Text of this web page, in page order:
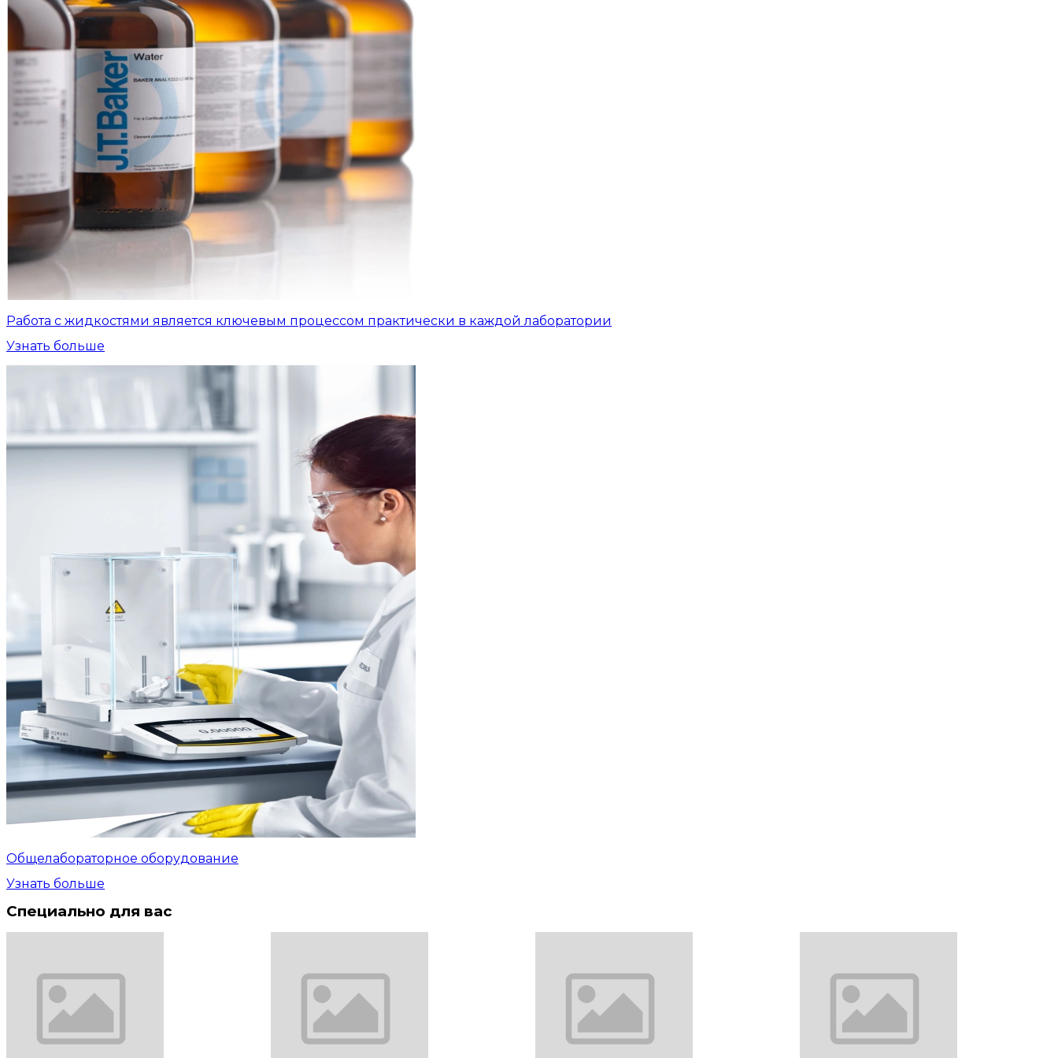
Работа с жидкостями является ключевым процессом практически в каждой лаборатории
Узнать больше
Общелабораторное оборудование
Узнать больше
Специально для вас